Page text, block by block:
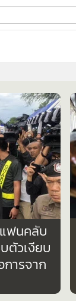
ฟนคลับ
ตัวเงียบ
การจาก